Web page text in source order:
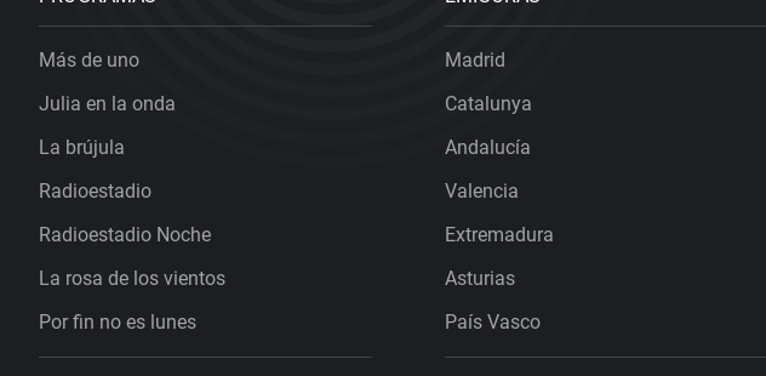
Más de uno
Julia en la onda
La brújula
Radioestadio
Radioestadio Noche
La rosa de los vientos
Por fin no es lunes
Madrid
Catalunya
Andalucía
Valencia
Extremadura
Asturias
País Vasco